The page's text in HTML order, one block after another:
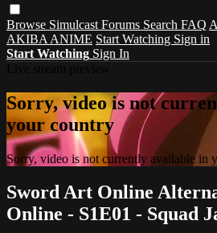
Browse Simulcast Forums Search FAQ
AKIBA ANIME Start Watching Sign in
Start Watching Sign In
Sorry, video is not
your country
Sorry, video is not currently available in
Sword Art Online
Online - S1E01 - Squad